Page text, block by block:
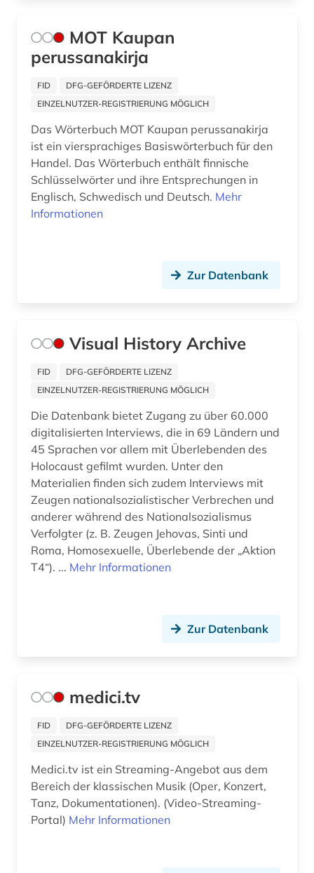
beschäftigung (1)
bestand (1)
bestandserhaltung (1)
besucherführung (1)
beton (1)
betonbau (1)
betriebswirtschaftslehre (2)
bevölkerungsentwicklung (1)
bevölkerungsstatistik (2)
bewegungswissenschaft (1)
bibel (1)
bibel. altes testament (1)
bibel. neues testament (1)
bibliotheksbau (1)
bibliotheksgeschichte (1)
bibliothekswesen (1)
MOT Kaupan
perussanakirja
FID
DFG-GEFÖRDERTE LIZENZ
EINZELNUTZER-REGISTRIERUNG MÖGLICH
Das Wörterbuch MOT Kaupan perussanakirja
ist ein viersprachiges Basiswörterbuch für den
Handel. Das Wörterbuch enthält finnische
Schlüsselwörter und ihre Entsprechungen in
Englisch, Schwedisch und Deutsch. Mehr
Informationen
Zur Datenbank
Visual History Archive
FID
DFG-GEFÖRDERTE LIZENZ
EINZELNUTZER-REGISTRIERUNG MÖGLICH
Die Datenbank bietet Zugang zu über 60.000
digitalisierten Interviews, die in 69 Ländern und
45 Sprachen vor allem mit Überlebenden des
Holocaust gefilmt wurden. Unter den
Materialien finden sich zudem Interviews mit
Zeugen nationalsozialistischer Verbrechen und
anderer während des Nationalsozialismus
Verfolgter (z. B. Zeugen Jehovas, Sinti und
Roma, Homosexuelle, Überlebende der „Aktion
T4“). ... Mehr Informationen
Zur Datenbank
medici.tv
FID
DFG-GEFÖRDERTE LIZENZ
EINZELNUTZER-REGISTRIERUNG MÖGLICH
Medici.tv ist ein Streaming-Angebot aus dem
Bereich der klassischen Musik (Oper, Konzert,
Tanz, Dokumentationen). (Video-Streaming-
Portal) Mehr Informationen